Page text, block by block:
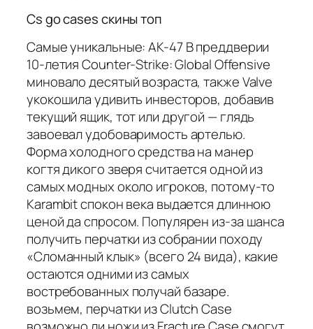
Cs go cases скины топ
Самые уникальные: AK-47 В преддверии
10-летия Counter-Strike: Global Offensive
миновало десятый возраста, также Valve
укокошила удивить инвесторов, добавив
текущий ящик, тот или другой — глядь
завоевал удобоваримость артелью.
Форма холодного средства на манер
когтя дикого зверя считается одной из
самых модных около игроков, потому-то
Karambit спокон века выдается длинною
ценой да спросом. Популярен из-за шанса
получить перчатки из собрании походу
«Сломанный клык» (всего 24 вида), какие
остаются одними из самых
востребованных получай базаре.
возьмем, перчатки из Clutch Case